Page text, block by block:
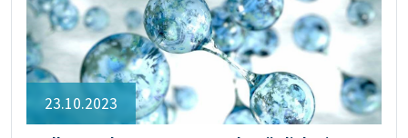
23.10.2023